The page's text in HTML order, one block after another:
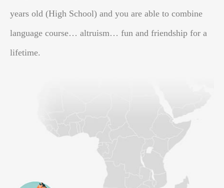
years old (High School) and you are able to combine
language course… altruism… fun and friendship for a
lifetime.